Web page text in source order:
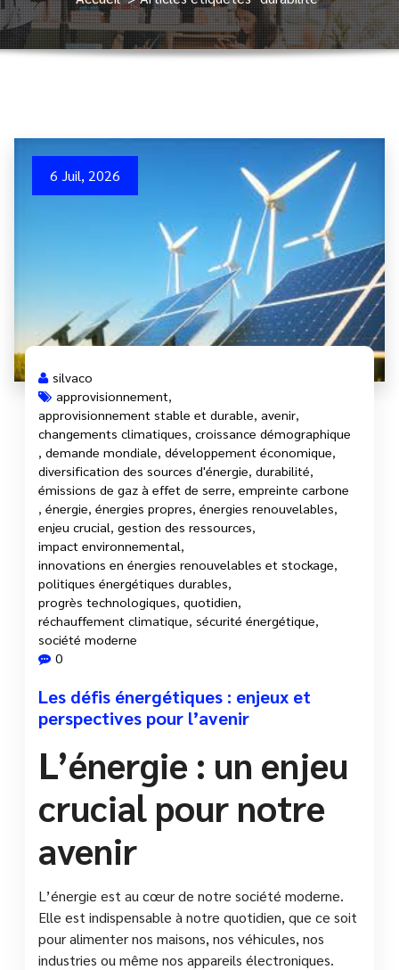
6 Juil, 2026
silvaco
approvisionnement,
approvisionnement stable et durable, avenir,
changements climatiques, croissance démographique
, demande mondiale, développement économique,
diversification des sources d'énergie, durabilité,
émissions de gaz à effet de serre, empreinte carbone
, énergie, énergies propres, énergies renouvelables,
enjeu crucial, gestion des ressources,
impact environnemental,
innovations en énergies renouvelables et stockage,
politiques énergétiques durables,
progrès technologiques, quotidien,
réchauffement climatique, sécurité énergétique,
société moderne
0
Les défis énergétiques : enjeux et
perspectives pour l’avenir
L’énergie : un enjeu
crucial pour notre
avenir
L’énergie est au cœur de notre société moderne.
Elle est indispensable à notre quotidien, que ce soit
pour alimenter nos maisons, nos véhicules, nos
industries ou même nos appareils électroniques.